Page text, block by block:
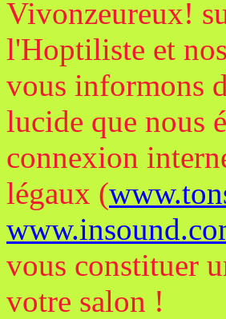
Vivonzeureux!
l'Hoptiliste et
vous informons
lucide que nous
connexion
légaux (
vous constituer
votre salon !